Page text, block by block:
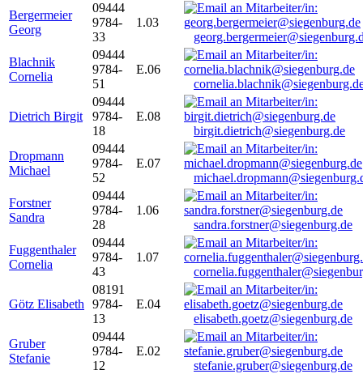
Bergermeier
Georg
09444
9784-
33
1.03
Blachnik
Cornelia
09444
9784-
51
E.06
Dietrich Birgit
09444
9784-
18
E.08
birgit.dietrich@siegenburg.de
Dropmann
Michael
09444
9784-
52
E.07
Forstner
Sandra
09444
9784-
28
1.06
sandra.forstner@siegenburg.de
Fuggenthaler
Cornelia
09444
9784-
43
1.07
Götz Elisabeth
08191
9784-
13
E.04
elisabeth.goetz@siegenburg.de
Gruber
Stefanie
09444
9784-
12
E.02
stefanie.gruber@siegenburg.de